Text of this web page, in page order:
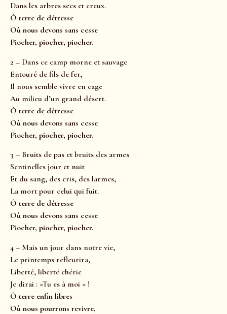
Dans les arbres secs et creux.
Ô terre de détresse
Où nous devons sans cesse
Piocher, piocher, piocher.
2 – Dans ce camp morne et sauvage
Entouré de fils de fer,
Il nous semble vivre en cage
Au milieu d’un grand désert.
Ô terre de détresse
Où nous devons sans cesse
Piocher, piocher, piocher.
3 – Bruits de pas et bruits des armes
Sentinelles jour et nuit
Et du sang, des cris, des larmes,
La mort pour celui qui fuit.
Ô terre de détresse
Où nous devons sans cesse
Piocher, piocher, piocher.
4 – Mais un jour dans notre vie,
Le printemps refleurira,
Liberté, liberté chérie
Je dirai : »Tu es à moi » !
Ô terre enfin libres
Où nous pourrons revivre,